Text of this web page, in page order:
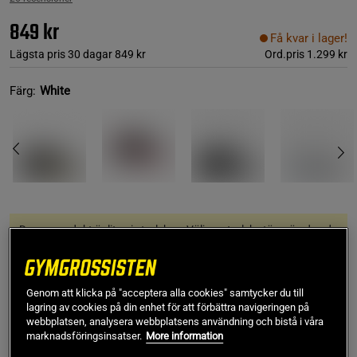
849 kr
Lägsta pris 30 dagar 849 kr Ord.pris 1.299 kr
Få kvar i lager!
Färg: White
Denna produkt är liten i storleken. Välj en storlek större än den du
35 1/2
Lägg i varukorgen
Genom att klicka på "acceptera alla cookies" samtycker du till
lagring av cookies på din enhet för att förbättra navigeringen på
webbplatsen, analysera webbplatsens användning och bistå i våra
marknadsföringsinsatser. More information